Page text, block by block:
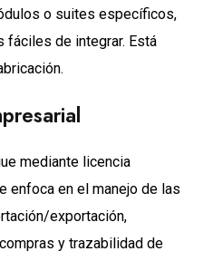
o suites específicos,
fáciles de integrar. Está
mediante licencia
enfoca en el manejo de las
exportación,
y trazabilidad de